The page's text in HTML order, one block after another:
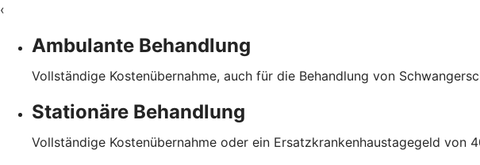
‹
Ambulante Behandlung
Vollständige Kostenübernahme, auch für die Behandlung von
Stationäre Behandlung
Vollständige Kostenübernahme oder ein Ersatzkrankenhaustagegeld von